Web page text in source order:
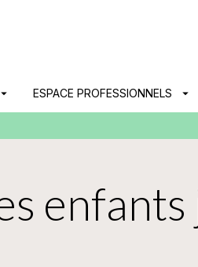
ESPACE PROFESSIONNELS arrow_drop_down
enfants